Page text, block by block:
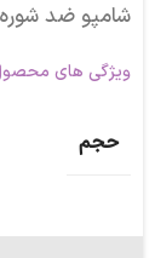
شامپو ضد شوره
ویژگی های
حجم